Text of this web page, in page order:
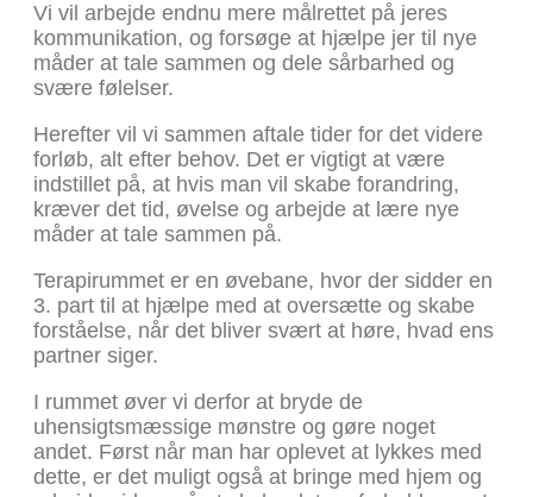
Vi vil arbejde endnu mere målrettet på jeres
kommunikation, og forsøge at hjælpe jer til nye
måder at tale sammen og dele sårbarhed og
svære følelser.
Herefter vil vi sammen aftale tider for det videre
forløb, alt efter behov. Det er vigtigt at være
indstillet på, at hvis man vil skabe forandring,
kræver det tid, øvelse og arbejde at lære nye
måder at tale sammen på.
Terapirummet er en øvebane, hvor der sidder en
3. part til at hjælpe med at oversætte og skabe
forståelse, når det bliver svært at høre, hvad ens
partner siger.
I rummet øver vi derfor at bryde de
uhensigtsmæssige mønstre og gøre noget
andet. Først når man har oplevet at lykkes med
dette, er det muligt også at bringe med hjem og